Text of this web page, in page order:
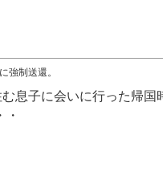
強制送還。
む息子に会いに行った帰